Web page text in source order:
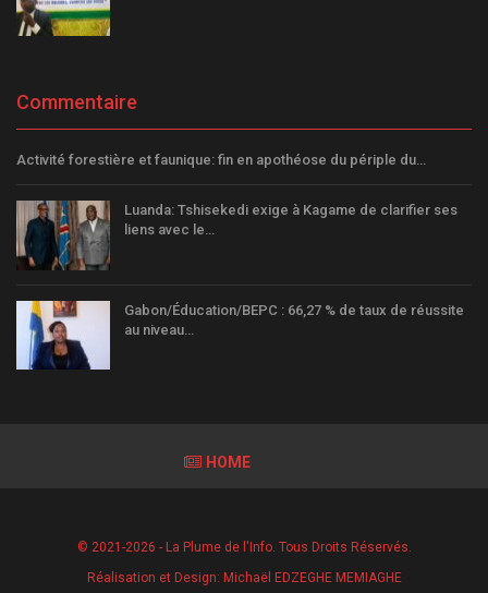
Commentaire
Activité forestière et faunique: fin en apothéose du périple du…
Luanda: Tshisekedi exige à Kagame de clarifier ses
liens avec le…
Gabon/Éducation/BEPC : 66,27 % de taux de réussite
au niveau…
HOME
© 2021-2026 - La Plume de l'Info. Tous Droits Réservés.
Réalisation et Design: Michaël EDZEGHE MEMIAGHE